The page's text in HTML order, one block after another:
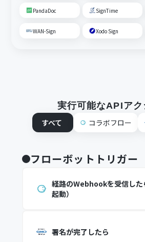
PandaDoc SignTime
WAN-Sign Xodo Sign
実行可能なAPIアク
すべて
コラボフロー
フローボットトリガー
経路のWebhookを受信し
起動）
署名が完了したら